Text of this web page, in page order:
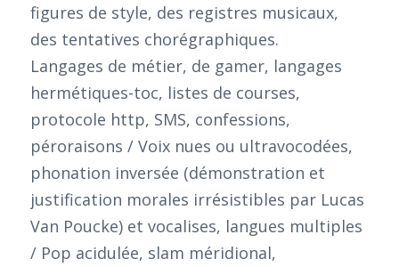
figures de style, des registres musicaux,
des tentatives chorégraphiques.
Langages de métier, de gamer, langages
hermétiques-toc, listes de courses,
protocole http, SMS, confessions,
péroraisons / Voix nues ou ultravocodées,
phonation inversée (démonstration et
justification morales irrésistibles par Lucas
Van Poucke) et vocalises, langues multiples
/ Pop acidulée, slam méridional,